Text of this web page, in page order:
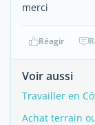
merci
Réagir
Voir aussi
Travailler en
Achat terrain